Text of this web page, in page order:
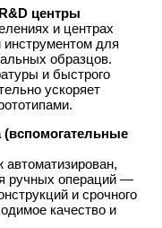
центры
и центрах
для
образцов.
и быстрого
ускоряет
автоматизирован,
ручных операций —
и срочного
качество и